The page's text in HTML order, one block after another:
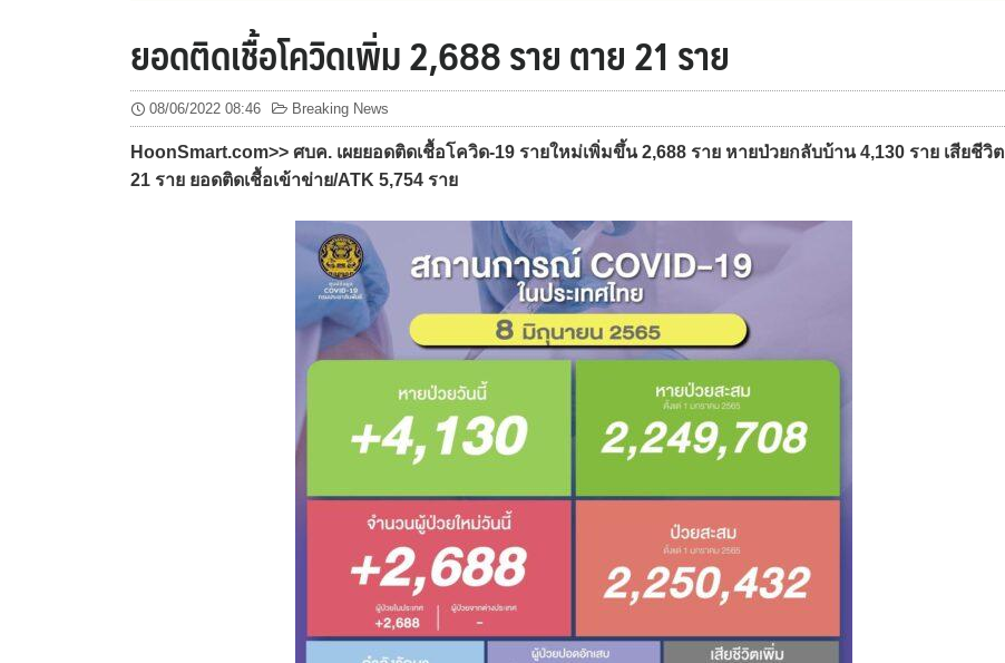
ยอดติดเชื้อโควิดเพิ่ม 2,688 ราย ตาย 21 ราย
08/06/2022 08:46 Breaking News
HoonSmart.com>> ศบค. เผยยอดติดเชื้อโควิด-19 รายใหม่เพิ่มขึ้น 2,688 ราย หายป่วยกลับบ้าน 4,130 ราย เสียชีวิต
21 ราย ยอดติดเชื้อเข้าข่าย/ATK 5,754 ราย